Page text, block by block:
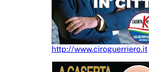
http://www.ciroguerriero.it